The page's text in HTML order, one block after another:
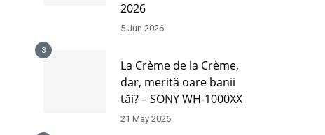
2026
5 Jun 2026
3
La Crème de la Crème,
dar, merită oare banii
tăi? – SONY WH-1000XX
21 May 2026